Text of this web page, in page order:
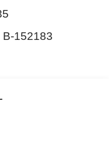
152183
yapın!